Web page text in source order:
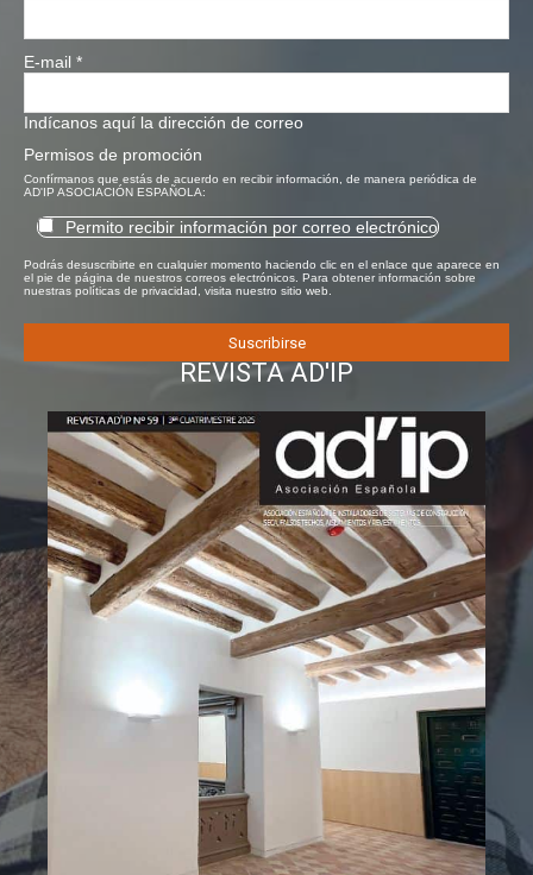
E-mail *
Indícanos aquí la dirección de correo
Permisos de promoción
Confírmanos que estás de acuerdo en recibir información, de manera periódica de
AD'IP ASOCIACIÓN ESPAÑOLA:
Permito recibir información por correo electrónico
Podrás desuscribirte en cualquier momento haciendo clic en el enlace que aparece en
el pie de página de nuestros correos electrónicos. Para obtener información sobre
nuestras políticas de privacidad, visita nuestro sitio web.
REVISTA AD'IP